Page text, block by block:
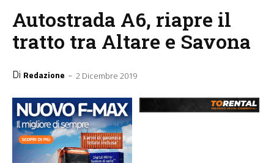
Autostrada A6, riapre il
tratto tra Altare e Savona
Di Redazione - 2 Dicembre 2019